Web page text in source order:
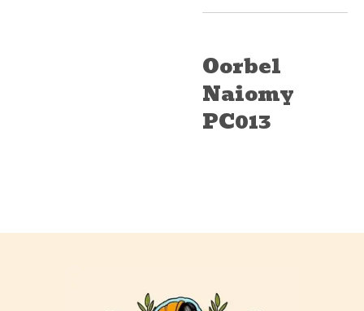
Oorbel
Naiomy
PC013